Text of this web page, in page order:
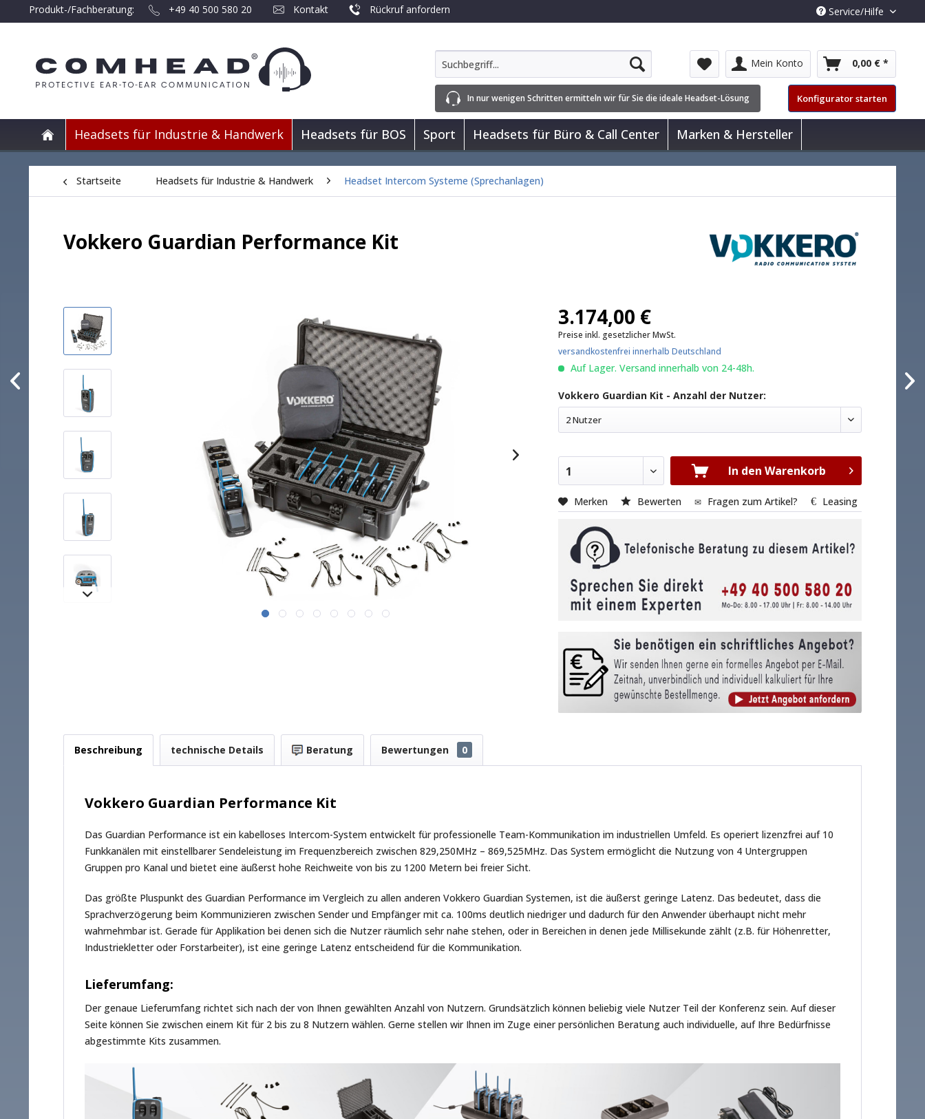
Produkt-/Fachberatung: +49 40 500 580 20 Kontakt Rückruf anfordern Service/Hilfe
Mein Konto 0,00 € *
In nur wenigen Schritten ermitteln wir für Sie die ideale Headset-Lösung Konfigurator starten
Headsets für Industrie & Handwerk Headsets für BOS Sport Headsets für Büro & Call Center Marken & Hersteller
Startseite Headsets für Industrie & Handwerk Headset Intercom Systeme (Sprechanlagen)
Vokkero Guardian Performance Kit
3.174,00 €
Preise inkl. gesetzlicher MwSt.
versandkostenfrei innerhalb Deutschland
Auf Lager. Versand innerhalb von 24-48h.
Vokkero Guardian Kit - Anzahl der Nutzer:
2 Nutzer
1 In den Warenkorb
Merken Bewerten Fragen zum Artikel? Leasing
Beschreibung technische Details Beratung Bewertungen 0
Vokkero Guardian Performance Kit
Das Guardian Performance ist ein kabelloses Intercom-System entwickelt für professionelle Team-Kommunikation im industriellen Umfeld. Es operiert lizenzfrei auf 10
Funkkanälen mit einstellbarer Sendeleistung im Frequenzbereich zwischen 829,250MHz – 869,525MHz. Das System ermöglicht die Nutzung von 4 Untergruppen
Gruppen pro Kanal und bietet eine äußerst hohe Reichweite von bis zu 1200 Metern bei freier Sicht.
Das größte Pluspunkt des Guardian Performance im Vergleich zu allen anderen Vokkero Guardian Systemen, ist die äußerst geringe Latenz. Das bedeutet, dass die
Sprachverzögerung beim Kommunizieren zwischen Sender und Empfänger mit ca. 100ms deutlich niedriger und dadurch für den Anwender überhaupt nicht mehr
wahrnehmbar ist. Gerade für Applikation bei denen sich die Nutzer räumlich sehr nahe stehen, oder in Bereichen in denen jede Millisekunde zählt (z.B. für Höhenretter,
Industriekletter oder Forstarbeiter), ist eine geringe Latenz entscheidend für die Kommunikation.
Lieferumfang:
Der genaue Lieferumfang richtet sich nach der von Ihnen gewählten Anzahl von Nutzern. Grundsätzlich können beliebig viele Nutzer Teil der Konferenz sein. Auf dieser
Seite können Sie zwischen einem Kit für 2 bis zu 8 Nutzern wählen. Gerne stellen wir Ihnen im Zuge einer persönlichen Beratung auch individuelle, auf Ihre Bedürfnisse
abgestimmte Kits zusammen.